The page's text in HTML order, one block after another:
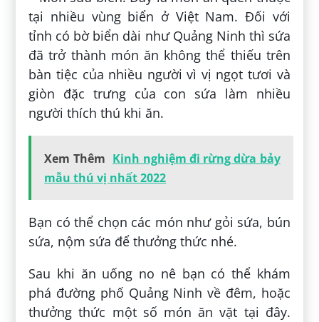
tại nhiều vùng biển ở Việt Nam. Đối với
tỉnh có bờ biển dài như Quảng Ninh thì sứa
đã trở thành món ăn không thể thiếu trên
bàn tiệc của nhiều người vì vị ngọt tươi và
giòn đặc trưng của con sứa làm nhiều
người thích thú khi ăn.
Xem Thêm Kinh nghiệm đi rừng dừa bảy
mẫu thú vị nhất 2022
Bạn có thể chọn các món như gỏi sứa, bún
sứa, nộm sứa để thưởng thức nhé.
Sau khi ăn uống no nê bạn có thể khám
phá đường phố Quảng Ninh về đêm, hoặc
thưởng thức một số món ăn vặt tại đây.